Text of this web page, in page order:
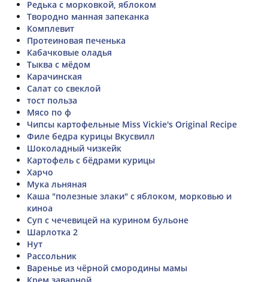
Редька с морковкой, яблоком
Твородно манная запеканка
Комплевит
Протеиновая печенька
Кабачковые оладья
Тыква с мёдом
Карачинская
Салат со свеклой
тост польза
Мясо по ф
Чипсы картофельные Miss Vickie's Original Recipe
Филе бедра курицы Вкусвилл
Шоколадный чизкейк
Картофель с бёдрами курицы
Харчо
Мука льняная
Каша "полезные злаки" с яблоком, морковью и
киноа
Суп с чечевицей на курином бульоне
Шарлотка 2
Нут
Рассольник
Варенье из чёрной смородины мамы